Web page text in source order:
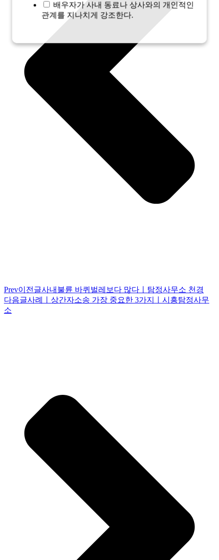
배우자가 사내 동료나 상사와의 개인적인
관계를 지나치게 강조한다.
Prev이전글사내불륜 바퀴벌레보다 많다ㅣ탐정사무소 천경
다음글사례ㅣ상간자소송 가장 중요한 3가지ㅣ시흥탐정사무
소